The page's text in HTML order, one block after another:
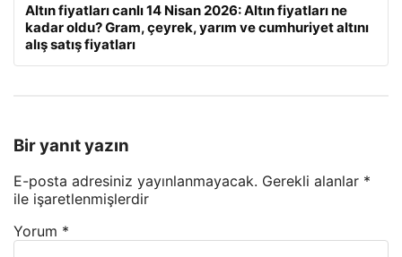
Altın fiyatları canlı 14 Nisan 2026: Altın fiyatları ne
kadar oldu? Gram, çeyrek, yarım ve cumhuriyet altını
alış satış fiyatları
Bir yanıt yazın
E-posta adresiniz yayınlanmayacak. Gerekli alanlar *
ile işaretlenmişlerdir
Yorum *